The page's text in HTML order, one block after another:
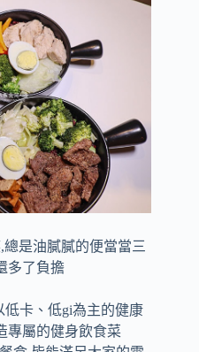
是油膩膩的便當當三
多了負擔
低卡、低gi為主的健康
專屬的健身飲食菜